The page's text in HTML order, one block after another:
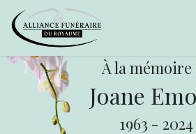
À la mémoire
Joane
1963 - 2024